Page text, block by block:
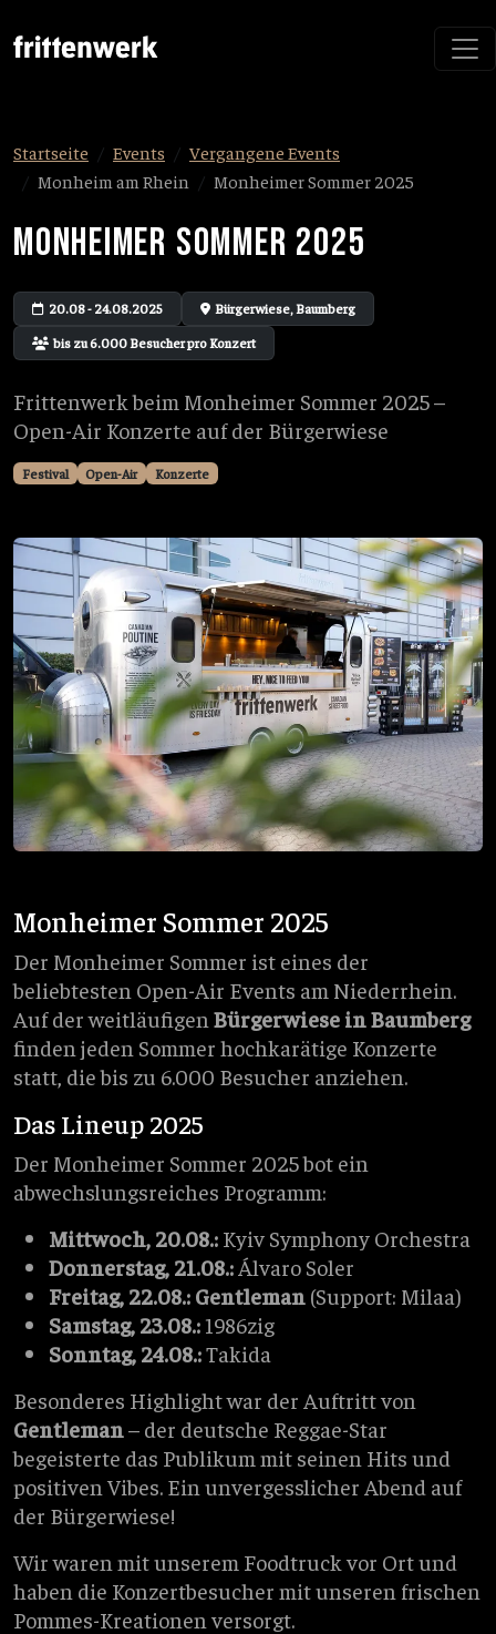
Startseite Events
Vergangene Events
Monheim am Rhein
Monheimer Sommer 2025
MONHEIMER SOMMER 2025
20.08 - 24.08.2025
Bürgerwiese, Baumberg
bis zu 6.000 Besucher pro Konzert
Frittenwerk beim Monheimer Sommer 2025 –
Open-Air Konzerte auf der Bürgerwiese
Festival Open-Air Konzerte
Monheimer Sommer 2025
Der Monheimer Sommer ist eines der
beliebtesten Open-Air Events am Niederrhein.
Auf der weitläufigen Bürgerwiese in Baumberg
finden jeden Sommer hochkarätige Konzerte
statt, die bis zu 6.000 Besucher anziehen.
Das Lineup 2025
Der Monheimer Sommer 2025 bot ein
abwechslungsreiches Programm:
Mittwoch, 20.08.: Kyiv Symphony Orchestra
Donnerstag, 21.08.: Álvaro Soler
Freitag, 22.08.: Gentleman (Support: Milaa)
Samstag, 23.08.: 1986zig
Sonntag, 24.08.:Takida
Besonderes Highlight war der Auftritt von
Gentleman – der deutsche Reggae-Star
begeisterte das Publikum mit seinen Hits und
positiven Vibes. Ein unvergesslicher Abend auf
der Bürgerwiese!
Wir waren mit unserem Foodtruck vor Ort und
haben die Konzertbesucher mit unseren frischen
Pommes-Kreationen versorgt.